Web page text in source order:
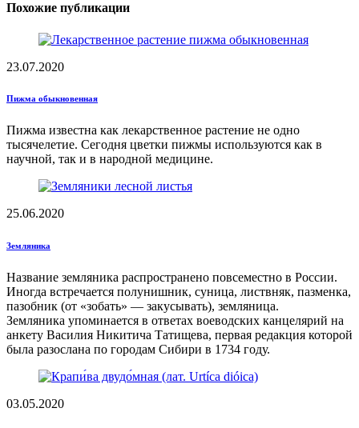
Похожие публикации
23.07.2020
Пижма обыкновенная
Пижма известна как лекарственное растение не одно
тысячелетие. Сегодня цветки пижмы используются как в
научной, так и в народной медицине.
25.06.2020
Земляника
Название земляника распространено повсеместно в России.
Иногда встречается полунишник, суница, листвняк, пазменка,
пазобник (от «зобать» — закусывать), земляница.
Земляника упоминается в ответах воеводских канцелярий на
анкету Василия Никитича Татищева, первая редакция которой
была разослана по городам Сибири в 1734 году.
03.05.2020